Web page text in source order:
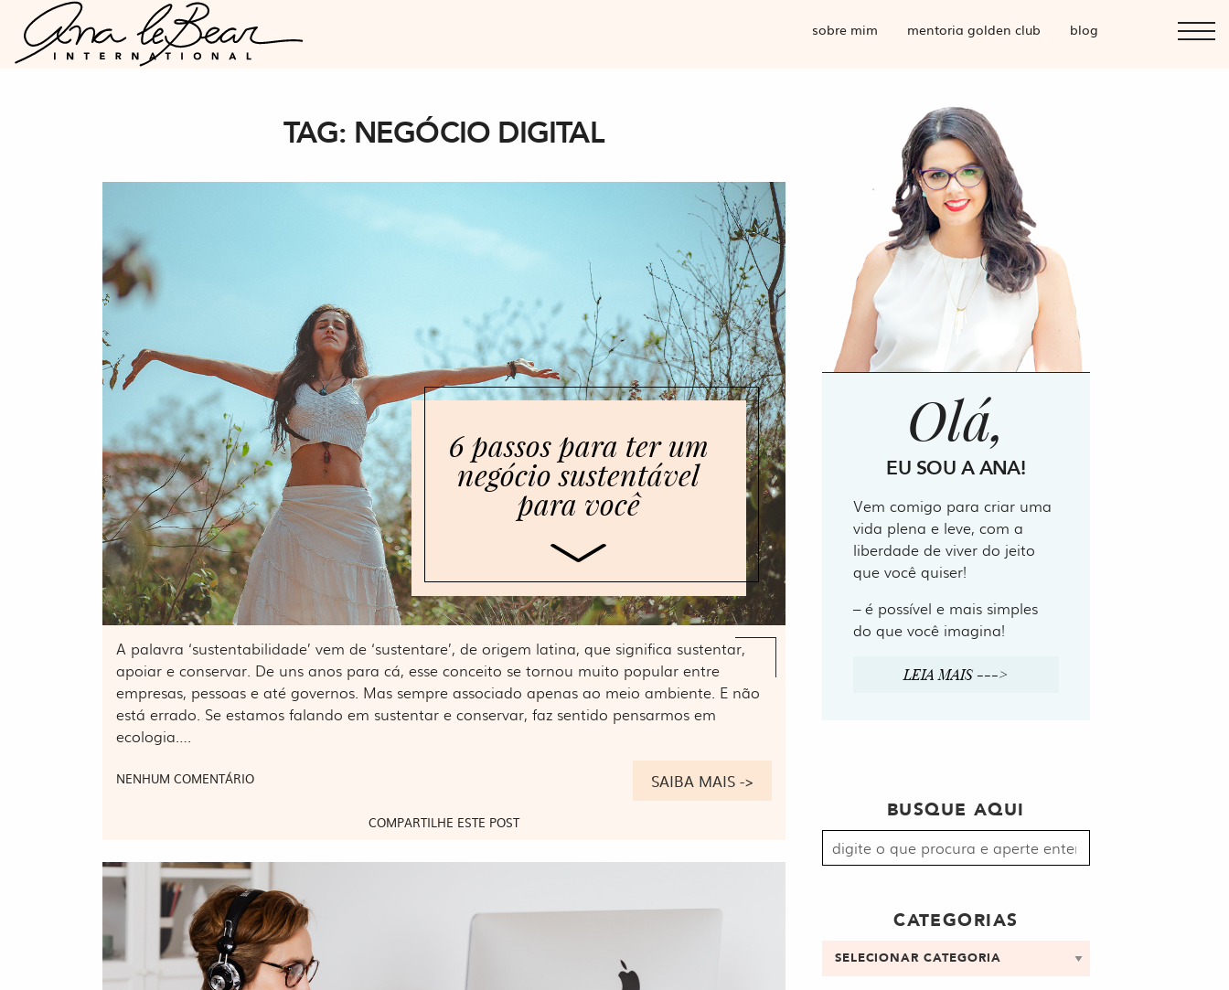
sobre mim mentoria golden club blog
TAG: NEGÓCIO DIGITAL
6 passos para ter um
negócio sustentável
para você
A palavra ‘sustentabilidade’ vem de ‘sustentare’, de origem latina, que significa sustentar,
apoiar e conservar. De uns anos para cá, esse conceito se tornou muito popular entre
empresas, pessoas e até governos. Mas sempre associado apenas ao meio ambiente. E não
está errado. Se estamos falando em sustentar e conservar, faz sentido pensarmos em
ecologia….
NENHUM COMENTÁRIO
COMPARTILHE ESTE POST
SAIBA MAIS ->
Olá,
EU SOU A ANA!
Vem comigo para criar uma
vida plena e leve, com a
liberdade de viver do jeito
que você quiser!
– é possível e mais simples
do que você imagina!
LEIA MAIS --->
BUSQUE AQUI
Procurar
por:
CATEGORIAS
Categorias